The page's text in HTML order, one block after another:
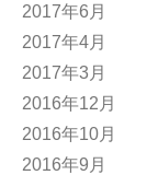
2017年6月
2017年4月
2017年3月
2016年12月
2016年10月
2016年9月